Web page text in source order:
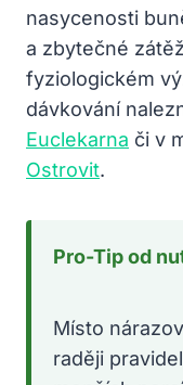
nasycenosti
a zbytečné
fyziologickém
dávkování
Euclekarna či v
Ostrovit.
Pro-Tip od
Místo
raději